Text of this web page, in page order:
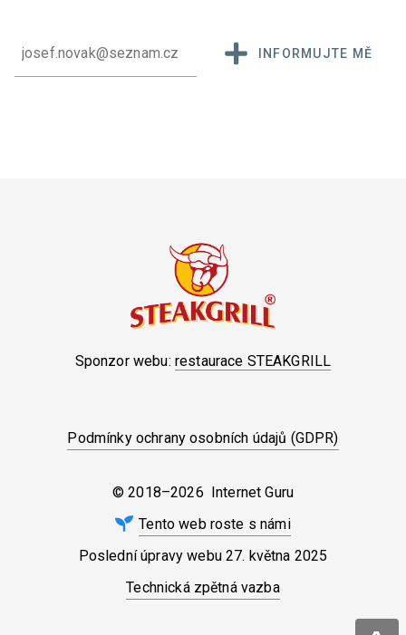
INFORMUJTE MĚ
Sponzor webu: restaurace STEAKGRILL
Podmínky ochrany osobních údajů (GDPR)
© 2018–2026 Internet Guru
Tento web roste s námi
Poslední úpravy webu 27. května 2025
Technická zpětná vazba